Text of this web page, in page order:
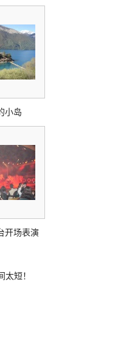
小岛
开场表演
短！